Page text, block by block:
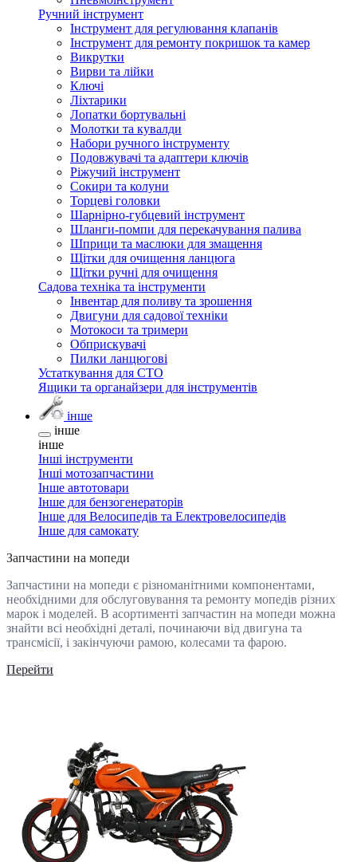
Ручний інструмент
Інструмент для регулювання клапанів
Інструмент для ремонту покришок та камер
Викрутки
Вирви та лійки
Ключі
Ліхтарики
Лопатки бортувальні
Молотки та кувалди
Набори ручного інструменту
Подовжувачі та адаптери ключів
Ріжучий інструмент
Сокири та колуни
Торцеві головки
Шарнірно-губцевий інструмент
Шланги-помпи для перекачування палива
Шприци та маслюки для змащення
Щітки для очищення ланцюга
Щітки ручні для очищення
Садова техніка та інструменти
Інвентар для поливу та зрошення
Двигуни для садової техніки
Мотокоси та тримери
Обприскувачі
Пилки ланцюгові
Устаткування для СТО
Ящики та органайзери для інструментів
інше
інше
інше
Інші інструменти
Інші мотозапчастини
Інше автотовари
Інше для бензогенераторів
Інше для Велосипедів та Електровелосипедів
Інше для самокату
Запчастини на мопеди
Запчастини на мопеди є різноманітними компонентами,
необхідними для обслуговування та ремонту мопедів різних
марок і моделей. В асортименті запчастин на мопеди можна
знайти всі необхідні деталі, починаючи від двигуна та
трансмісії, і закінчуючи рамою, колесами та фарою.
Перейти